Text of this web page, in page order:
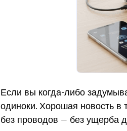
Если вы когда-либо
одиноки. Хорошая новость
без проводов — без ущерба